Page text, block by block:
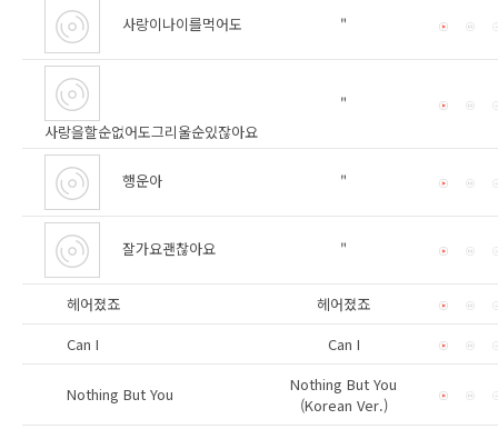
사랑이나이를먹어도 "
사랑을할순없어도그리울순있잖아요
"
행운아 "
잘가요괜찮아요 "
헤어졌죠
헤어졌죠
Can I
Can I
Nothing But You
Nothing But You
(Korean Ver.)